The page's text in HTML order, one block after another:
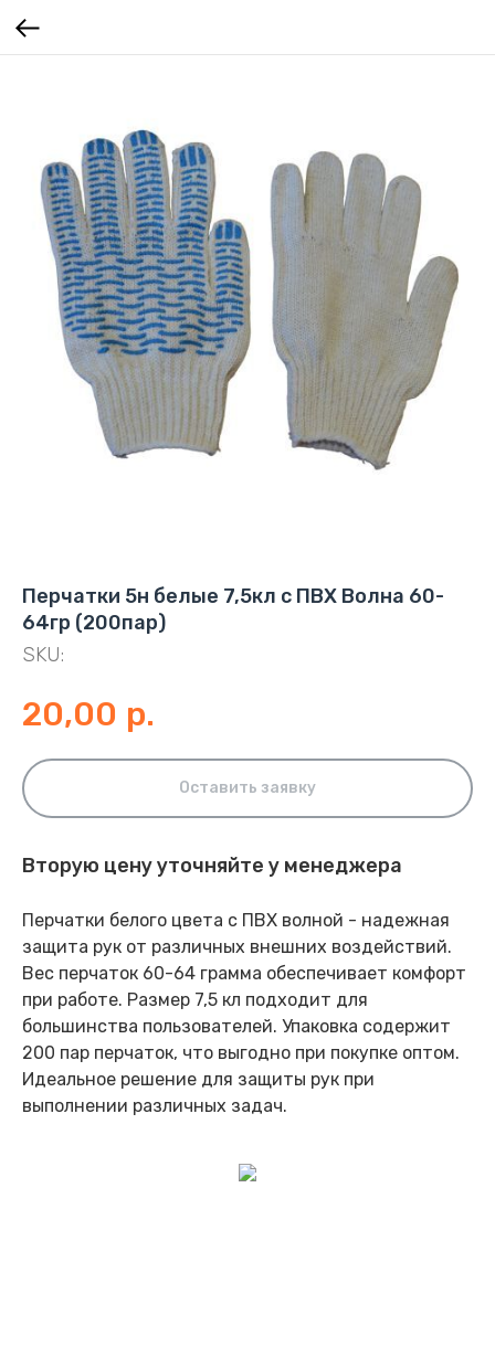
Перчатки 5н белые 7,5кл с ПВХ Волна 60-
64гр (200пар)
SKU:
20,00 р.
Оставить заявку
Вторую цену уточняйте у менеджера
Перчатки белого цвета с ПВХ волной - надежная
защита рук от различных внешних воздействий.
Вес перчаток 60-64 грамма обеспечивает комфорт
при работе. Размер 7,5 кл подходит для
большинства пользователей. Упаковка содержит
200 пар перчаток, что выгодно при покупке оптом.
Идеальное решение для защиты рук при
выполнении различных задач.